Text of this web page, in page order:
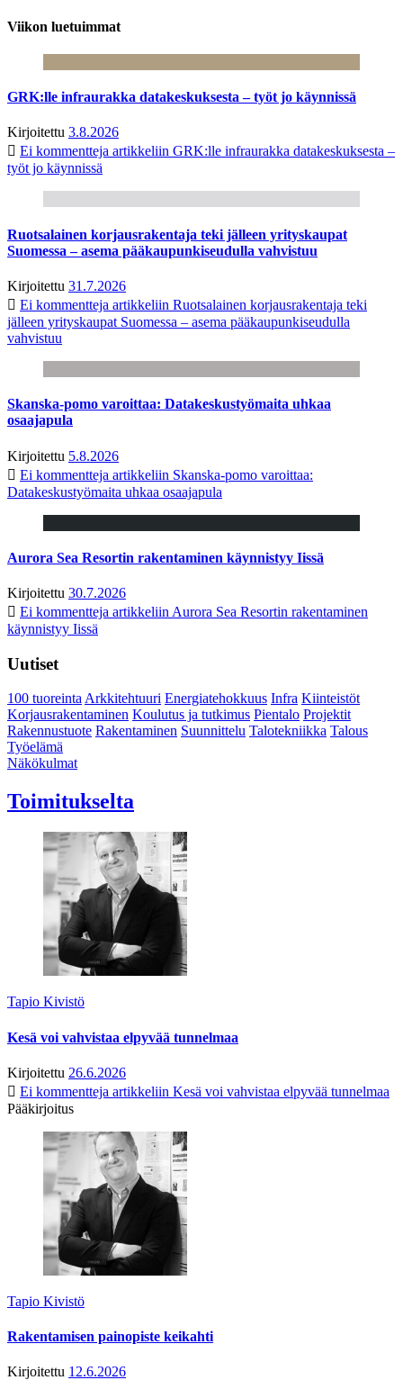
Viikon luetuimmat
GRK:lle infraurakka datakeskuksesta – työt jo käynnissä
Kirjoitettu 3.8.2026
Ei kommentteja artikkeliin GRK:lle infraurakka datakeskuksesta –
työt jo käynnissä
Ruotsalainen korjausrakentaja teki jälleen yrityskaupat
Suomessa – asema pääkaupunkiseudulla vahvistuu
Kirjoitettu 31.7.2026
Ei kommentteja artikkeliin Ruotsalainen korjausrakentaja teki
jälleen yrityskaupat Suomessa – asema pääkaupunkiseudulla
vahvistuu
Skanska-pomo varoittaa: Datakeskustyömaita uhkaa
osaajapula
Kirjoitettu 5.8.2026
Ei kommentteja artikkeliin Skanska-pomo varoittaa:
Datakeskustyömaita uhkaa osaajapula
Aurora Sea Resortin rakentaminen käynnistyy Iissä
Kirjoitettu 30.7.2026
Ei kommentteja artikkeliin Aurora Sea Resortin rakentaminen
käynnistyy Iissä
Uutiset
100 tuoreintaArkkitehtuuri Energiatehokkuus Infra Kiinteistöt
Korjausrakentaminen Koulutus ja tutkimus Pientalo Projektit
Rakennustuote Rakentaminen Suunnittelu Talotekniikka Talous
Työelämä
Näkökulmat
Toimitukselta
Tapio Kivistö
Kesä voi vahvistaa elpyvää tunnelmaa
Kirjoitettu 26.6.2026
Ei kommentteja artikkeliin Kesä voi vahvistaa elpyvää tunnelmaa
Pääkirjoitus
Tapio Kivistö
Rakentamisen painopiste keikahti
Kirjoitettu 12.6.2026